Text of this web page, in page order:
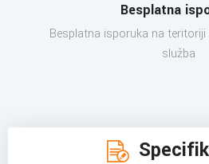
Besplatna
Besplatna isporuka na teritoriji
služba